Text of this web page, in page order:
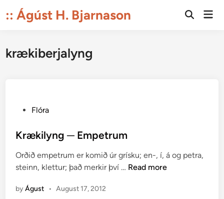
to:: Ágúst H. Bjarnason
Open
krækiberjalyng
s
e
d
n
Flóra
Krækilyng ─ Empetrum
Orðið empetrum er komið úr grísku; en-, í, á og petra,
steinn, klettur; það merkir því … K
Read more
byÁgust • August 17, 2012